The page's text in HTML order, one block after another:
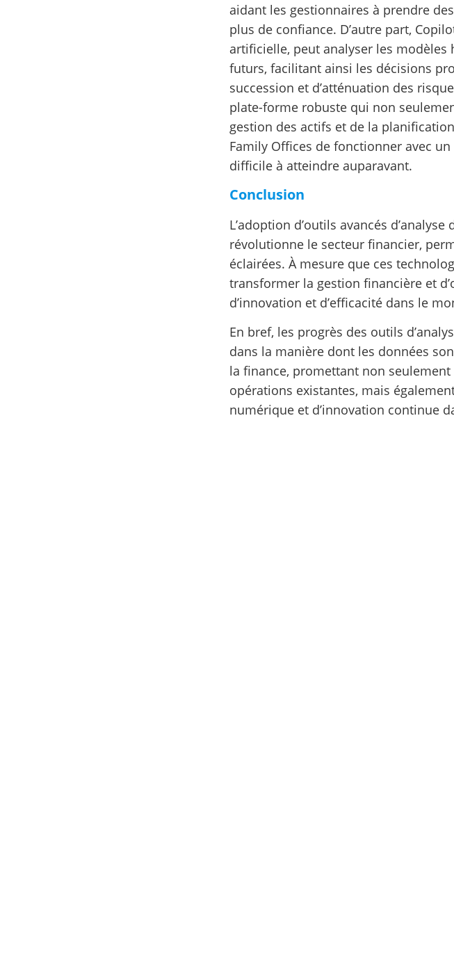
aidant les gestionnaires à prendre
plus de confiance. D’autre part,
artificielle, peut analyser les
futurs, facilitant ainsi les décisions
succession et d’atténuation des
plate-forme robuste qui non
gestion des actifs et de la
Family Offices de fonctionner avec
difficile à atteindre auparavant.
Conclusion
L’adoption d’outils avancés
révolutionne le secteur financier,
éclairées. À mesure que ces
transformer la gestion financière et
d’innovation et d’efficacité dans le
En bref, les progrès des outils
dans la manière dont les données
la finance, promettant non seulement
opérations existantes, mais
numérique et d’innovation continue